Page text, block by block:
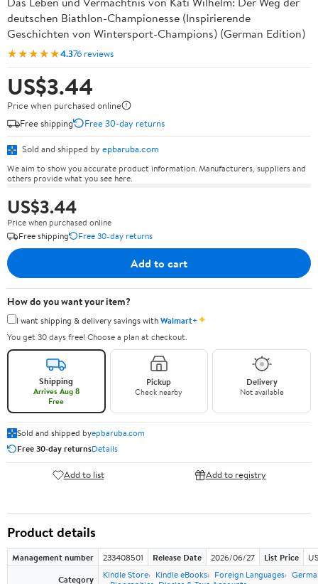
deutschen Biathlon-Championesse (Inspirierende
Geschichten von Wintersport-Champions) (German Edition)
★★★★★4.376 reviews
US$3.44
Price when purchased online
Free shipping
Free 30-day returns
Sold and shipped by epbaruba.com
We aim to show you accurate product information. Manufacturers, suppliers and
others provide what you see here.
US$3.44
Price when purchased online
Free shipping
Free 30-day returns
Add to cart
How do you want your item?
I want shipping & delivery savings withWalmart+✦
You get 30 days free! Choose a plan at checkout.
Shipping
Arrives Aug 8
Free
Pickup
Check nearby
Delivery
Not available
Sold and shipped byepbaruba.com
Free 30-day returnsDetails
Add to list Add to registry
Product details
Management number 233408501 Release Date 2026/06/27 List Price
Category
Kindle Store Kindle eBooks Foreign Languages